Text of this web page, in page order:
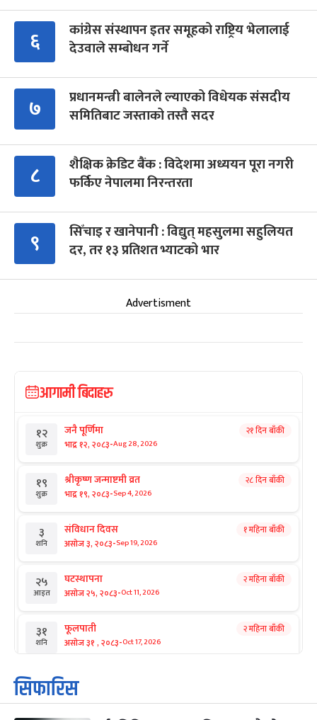
६
कांग्रेस संस्थापन इतर समूहको राष्ट्रिय भेलालाई
देउवाले सम्बोधन गर्ने
७
प्रधानमन्त्री बालेनले ल्याएको विधेयक संसदीय
समितिबाट जस्ताको तस्तै सदर
८
शैक्षिक क्रेडिट बैंक : विदेशमा अध्ययन पूरा नगरी
फर्किए नेपालमा निरन्तरता
९
सिँचाइ र खानेपानी : विद्युत् महसुलमा सहुलियत
दर, तर १३ प्रतिशत भ्याटको भार
Advertisment
आगामी बिदाहरु
१२
शुक्र
जनै पूर्णिमा
भाद्र १२, २०८३-Aug 28, 2026
२१ दिन बाँकी
१९
शुक्र
श्रीकृष्ण जन्माष्टमी व्रत
भाद्र १९, २०८३-Sep 4, 2026
२८ दिन बाँकी
३
शनि
संविधान दिवस
असोज ३, २०८३-Sep 19, 2026
१ महिना बाँकी
२५
आइत
घटस्थापना
असोज २५, २०८३-Oct 11, 2026
२ महिना बाँकी
३१
शनि
फूलपाती
असोज ३१ , २०८३-Oct 17, 2026
२ महिना बाँकी
१
आइत
कार्तिक सङ्क्रान्ति
कार्तिक १, २०८३
सिफारिस